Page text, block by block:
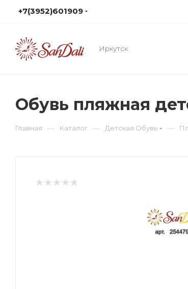
+7(3952)601909
Иркутск
Обувь пляжная
Главная — Каталог — Детская Обувь —